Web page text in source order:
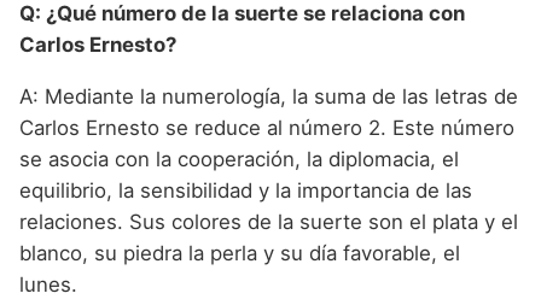
Q: ¿Qué número de la suerte se relaciona con
Carlos Ernesto?
A: Mediante la numerología, la suma de las letras de
Carlos Ernesto se reduce al número 2. Este número
se asocia con la cooperación, la diplomacia, el
equilibrio, la sensibilidad y la importancia de las
relaciones. Sus colores de la suerte son el plata y el
blanco, su piedra la perla y su día favorable, el
lunes.